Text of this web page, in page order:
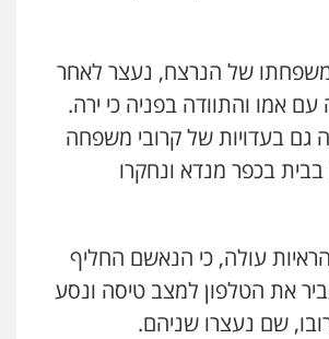
של הנרצח, נעצר לאחר
אמו והתוודה בפניה כי ירה.
גם בעדויות של קרובי משפחה
בבית בכפר מנדא ונחקרו
עולה, כי הנאשם החליף
את הטלפון למצב טיסה ונסע
שם נעצרו שניהם.